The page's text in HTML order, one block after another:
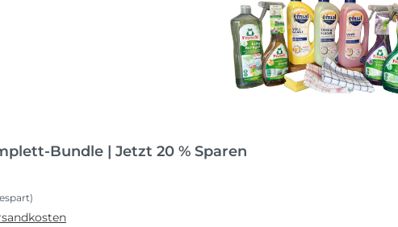
Bundle | Jetzt 20 % Sparen